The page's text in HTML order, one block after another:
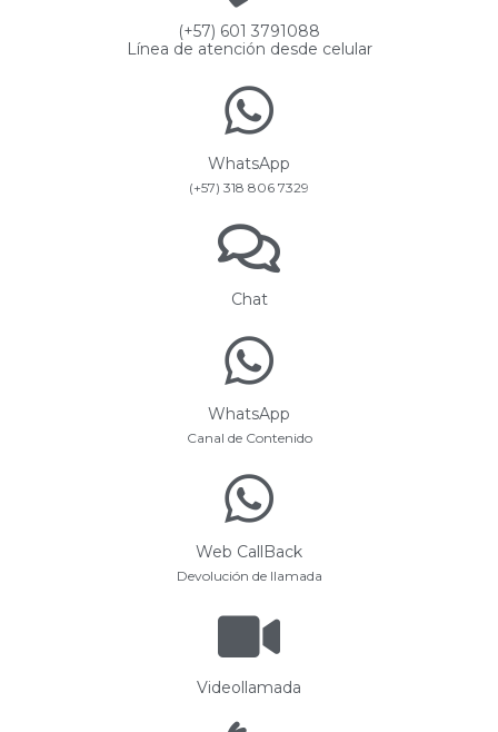
(+57) 601 3791088
Línea de atención desde celular
WhatsApp
(+57) 318 806 7329
Chat
WhatsApp
Canal de Contenido
Web CallBack
Devolución de llamada
Videollamada